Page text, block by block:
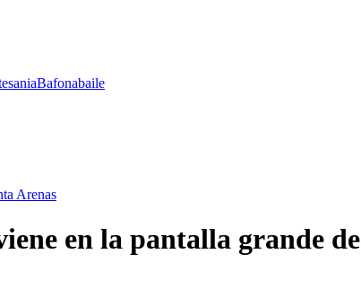
Bafonabaile
Arenas
en la pantalla grande de